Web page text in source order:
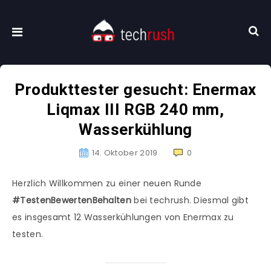
Produkttester gesucht: Enermax
Liqmax III RGB 240 mm,
Wasserkühlung
14. Oktober 2019 0
Herzlich Willkommen zu einer neuen Runde
#TestenBewertenBehaltenbei techrush. Diesmal gibt
es insgesamt 12 Wasserkühlungen von Enermax zu
testen.